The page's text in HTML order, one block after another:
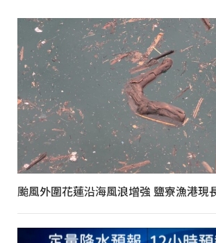
颱風外圍花蓮沿海風浪增強 鹽寮漁港現